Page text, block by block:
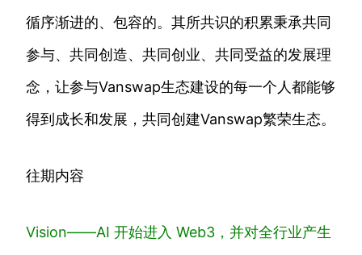
循序渐进的、包容的。其所共识的积累秉承共同
参与、共同创造、共同创业、共同受益的发展理
念，让参与Vanswap生态建设的每一个人都能够
得到成长和发展，共同创建Vanswap繁荣生态。
往期内容
Vision——AI 开始进入 Web3，并对全行业产生